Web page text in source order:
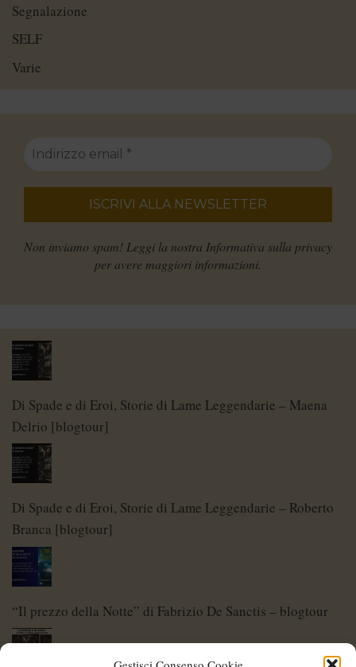
Segnalazione
SELF
Varie
Non inviamo spam! Leggi la nostra Informativa sulla privacy
per avere maggiori informazioni.
Di Spade e di Eroi, Storie di Lame Leggendarie – Maena
Delrio [blogtour]
Di Spade e di Eroi, Storie di Lame Leggendarie – Roberto
Branca [blogtour]
“Il prezzo della Notte” di Fabrizio De Sanctis – blogtour